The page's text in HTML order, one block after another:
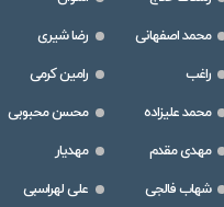
محمد اصفهانی
رضا شیری
راغب
رامین کرمی
محمد علیزاده
محسن محبوبی
مهدی مقدم
مهدیار
شهاب فالجی
علی لهراسبی